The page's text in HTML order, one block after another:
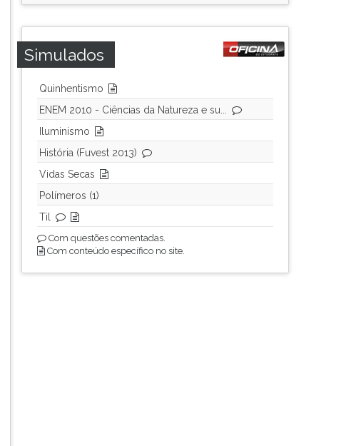
Simulados
Quinhentismo
ENEM 2010 - Ciências da Natureza e su...
Iluminismo
História (Fuvest 2013)
Vidas Secas
Polímeros (1)
Til
Com questões comentadas.
Com conteúdo específico no site.